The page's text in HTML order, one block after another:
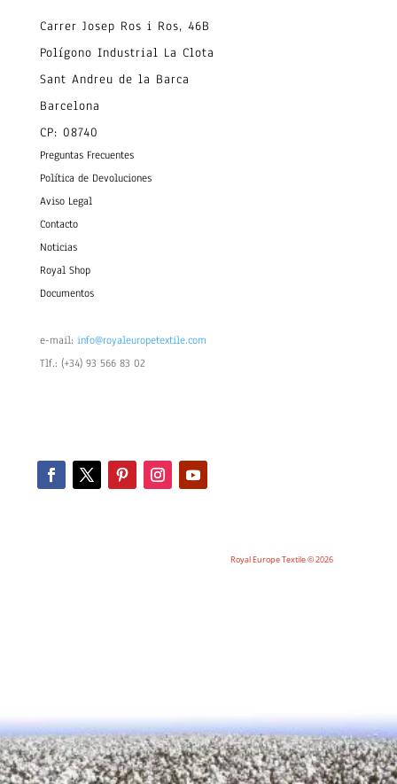
Carrer Josep Ros i Ros, 46B
Polígono Industrial La Clota
Sant Andreu de la Barca
Barcelona
CP: 08740
Preguntas Frecuentes
Política de Devoluciones
Aviso Legal
Contacto
Noticias
Royal Shop
Documentos
e-mail: info@royaleuropetextile.com
Tlf.: (+34) 93 566 83 02
Royal Europe Textile © 2026